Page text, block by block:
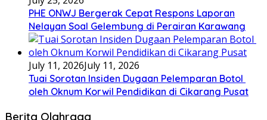
PHE ONWJ Bergerak Cepat Respons Laporan
Nelayan Soal Gelembung di Perairan Karawang
July 11, 2026July 11, 2026
Tuai Sorotan Insiden Dugaan Pelemparan Botol
oleh Oknum Korwil Pendidikan di Cikarang Pusat
Berita Olahraga